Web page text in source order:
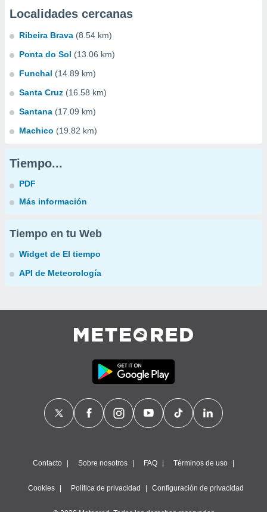
Localidades cercanas
Ribeira Brava (8.54 km)
Ponta do Sol (13.06 km)
Funchal (14.89 km)
Santa Cruz (16.58 km)
Santana (17.09 km)
Machico (19.82 km)
Tiempo...
PDF
Más información
Tiempo en tu Web
Widget de El tiempo
API de Meteorología
Contacto Sobre nosotros FAQ Términos de uso
Cookies Política de privacidad Configuración de privacidad